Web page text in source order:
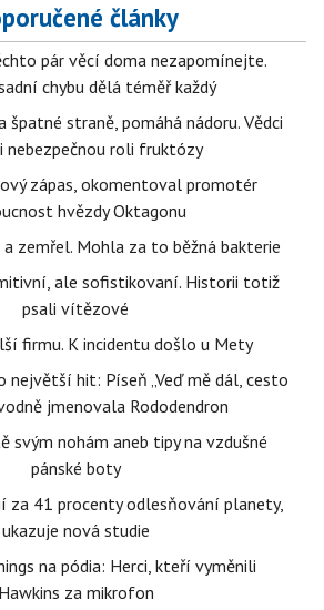
články
pár věcí doma nezapomínejte.
chybu dělá téměř každý
špatné straně, pomáhá nádoru. Vědci
nebezpečnou roli fruktózy
zápas, okomentoval promotér
hvězdy Oktagonu
a zemřel. Mohla za to běžná bakterie
ale sofistikovaní. Historii totiž
psali vítězové
firmu. K incidentu došlo u Mety
největší hit: Píseň „Veď mě dál, cesto
jmenovala Rododendron
svým nohám aneb tipy na vzdušné
pánské boty
za 41 procenty odlesňování planety,
ukazuje nová studie
na pódia: Herci, kteří vyměnili
Hawkins za mikrofon